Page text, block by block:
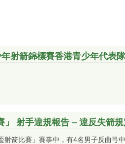
射箭錦標賽香港青少年代表
」 射手違規報告 – 違反失箭
箭比賽」賽事中，有4名男子反曲弓